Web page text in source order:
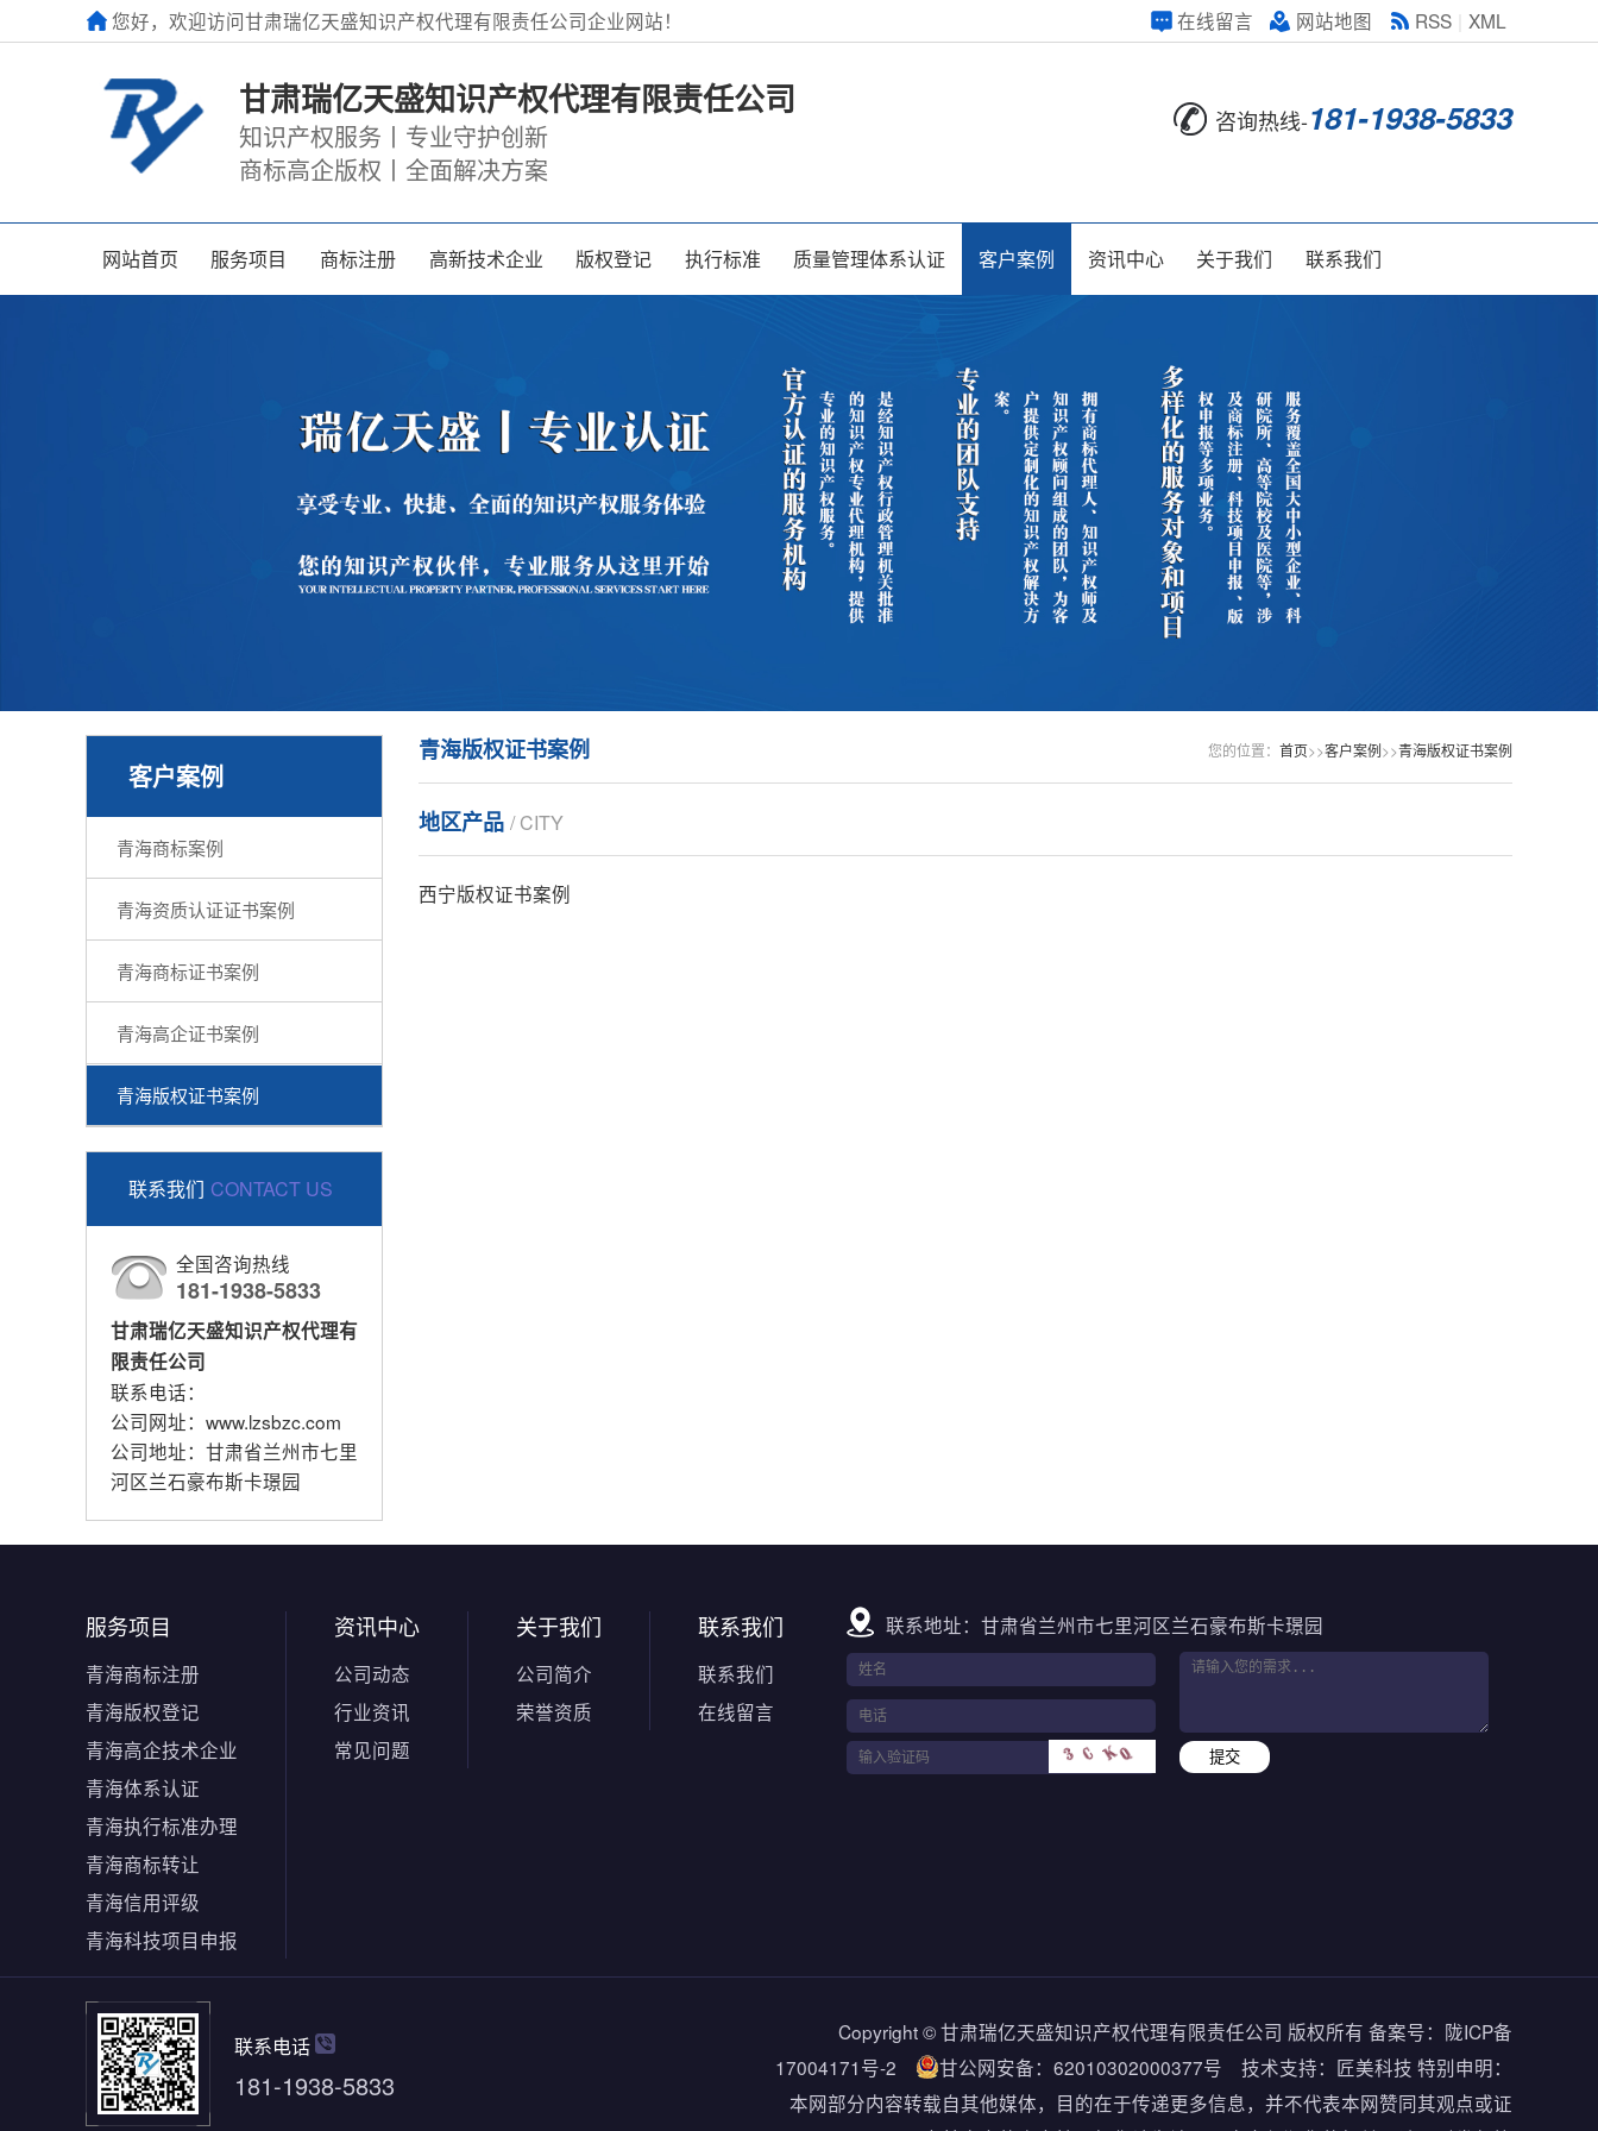
在线留言 网站地图 RSS XML
您好，欢迎访问甘肃瑞亿天盛知识产权代理有限责任公司企业网站！
甘肃瑞亿天盛知识产权代理有限责任公司
知识产权服务丨专业守护创新
商标高企版权丨全面解决方案
咨询热线-181-1938-5833
网站首页 服务项目 商标注册 高新技术企业 版权登记 执行标准 质量管理体系认证 客户案例 资讯中心 关于我们 联系我们
客户案例
青海商标案例
青海资质认证证书案例
青海商标证书案例
青海高企证书案例
青海版权证书案例
联系我们 CONTACT US
全国咨询热线
181-1938-5833
甘肃瑞亿天盛知识产权代理有
限责任公司
联系电话：
公司网址：www.lzsbzc.com
公司地址：甘肃省兰州市七里
河区兰石豪布斯卡璟园
您的位置： 首页>>客户案例>>青海版权证书案例
青海版权证书案例
地区产品 / CITY
西宁版权证书案例
服务项目
青海商标注册
青海版权登记
青海高企技术企业
青海体系认证
青海执行标准办理
青海商标转让
青海信用评级
青海科技项目申报
资讯中心
公司动态
行业资讯
常见问题
关于我们
公司简介
荣誉资质
联系我们
联系我们
在线留言
联系地址：甘肃省兰州市七里河区兰石豪布斯卡璟园
提交
联系电话
181-1938-5833
Copyright © 甘肃瑞亿天盛知识产权代理有限责任公司 版权所有 备案号： 陇ICP备
17004171号-2
甘公网安备：62010302000377号 技术支持： 匠美科技 特别申明：
本网部分内容转载自其他媒体，目的在于传递更多信息，并不代表本网赞同其观点或证